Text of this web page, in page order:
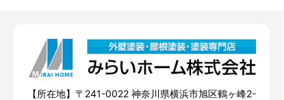
【所在地】〒241-0022 神奈川県横浜市旭区鶴ヶ峰2-